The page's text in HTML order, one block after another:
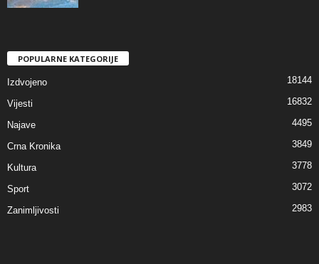
POPULARNE KATEGORIJE
Izdvojeno 18144
Vijesti 16832
Najave 4495
Crna Kronika 3849
Kultura 3778
Sport 3072
Zanimljivosti 2983